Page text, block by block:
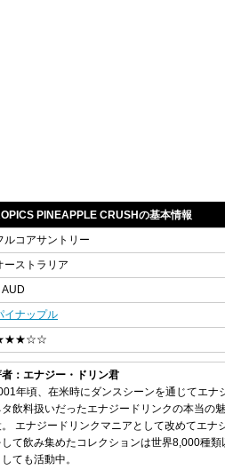
PINEAPPLE CRUSHの基本情報
ルコアサントリー
ーストラリア
AUD
イナップル
：エナジー・ドリン君
年頃、在米時にダンスシーンを通じてエナ
タ飲料扱いだったエナジードリンクの本当の
エナジードリンクマニアとして改めてエナ
して飲み集めたコレクションは世界8,000種
しても活動中。